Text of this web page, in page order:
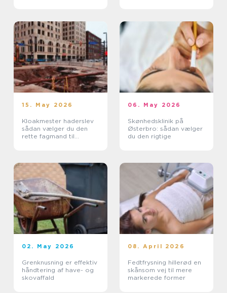
15. May 2026
Kloakmester haderslev
sådan vælger du den
rette fagmand til
06. May 2026
Skønhedsklinik på
Østerbro: sådan vælger
du den rigtige
02. May 2026
Grenknusning er effektiv
håndtering af have- og
skovaffald
08. April 2026
Fedtfrysning hillerød en
skånsom vej til mere
markerede former